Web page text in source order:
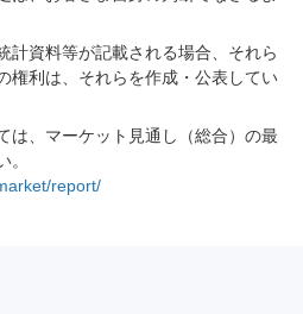
計資料等が記載される場合、それら
権利は、それらを作成・公表してい
は、マーケット見通し（総合）の最
。
report/